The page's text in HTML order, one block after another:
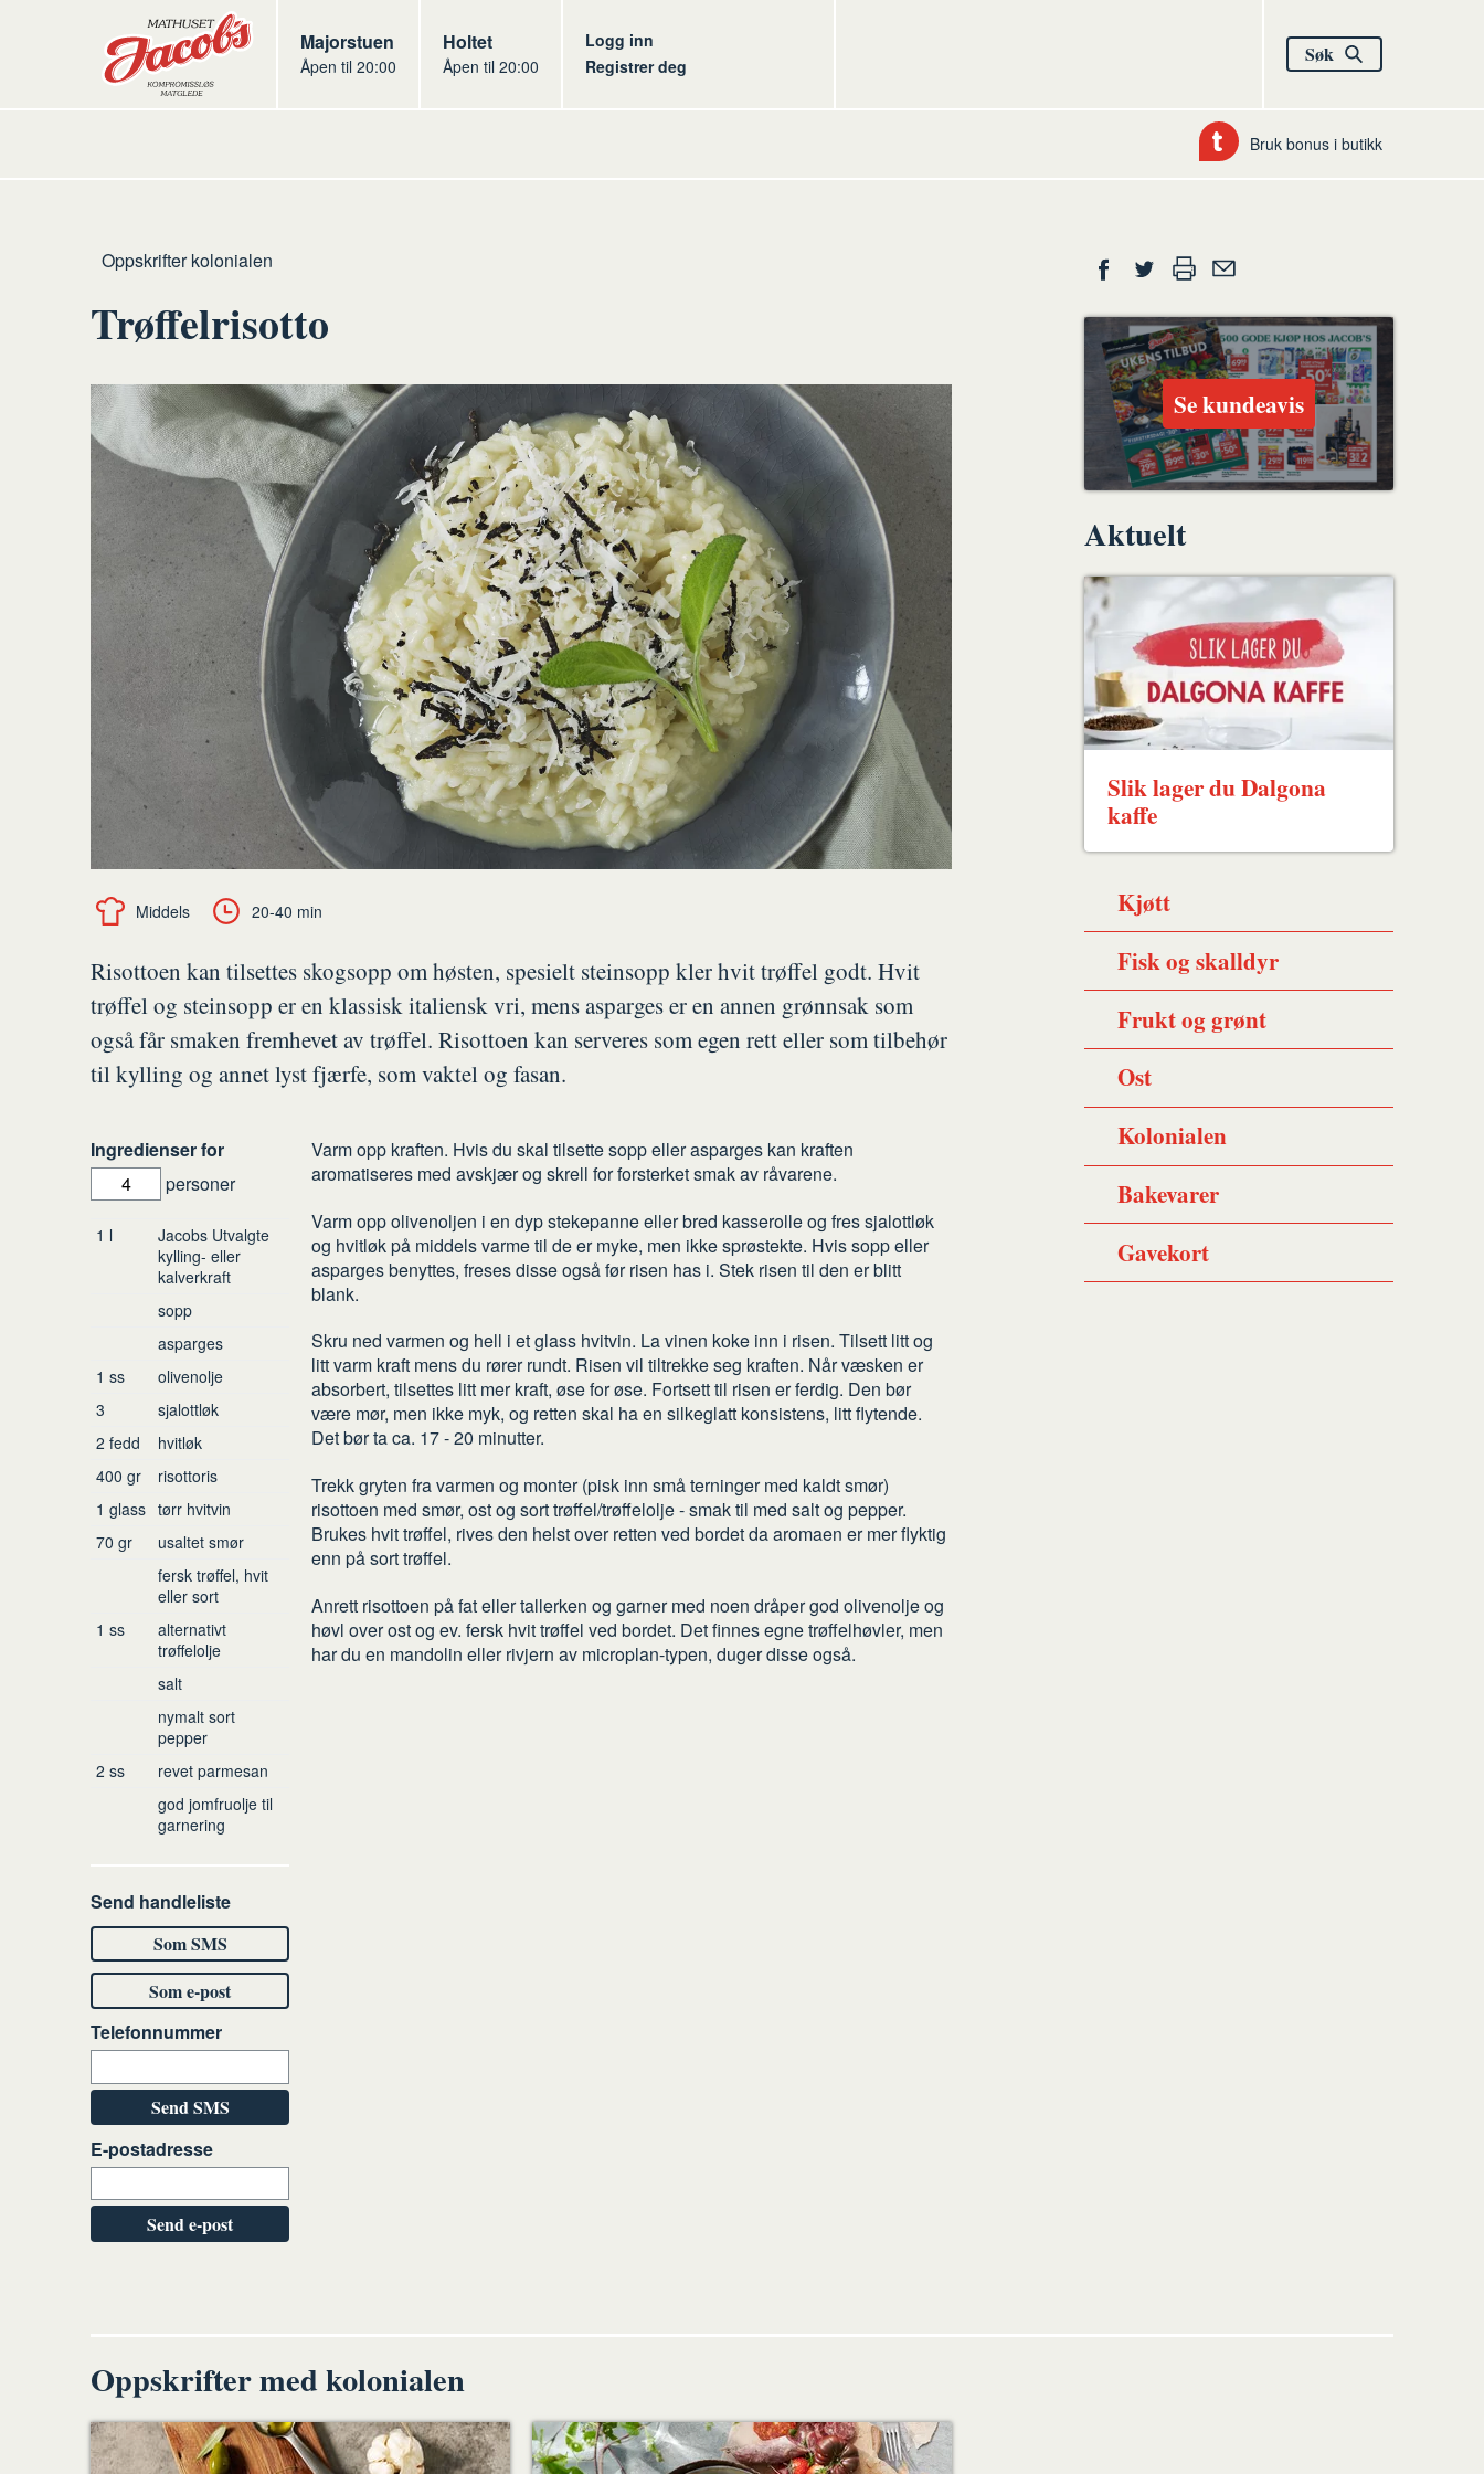
Butikker Jacobs
Majorstuen
Åpen til 20:00
Jacobs
Holtet
Åpen til 20:00
Logg inn
Registrer deg
Søk
Bruk bonus i butikk
Hjem
Kolonialen
Oppskrifter kolonialen
Trøffelrisotto
Middels 20-40 min
Risottoen kan tilsettes skogsopp om høsten, spesielt steinsopp kler hvit trøffel godt. Hvit
trøffel og steinsopp er en klassisk italiensk vri, mens asparges er en annen grønnsak som
også får smaken fremhevet av trøffel. Risottoen kan serveres som egen rett eller som tilbehør
til kylling og annet lyst fjærfe, som vaktel og fasan.
Ingredienser for
personer
Ingredienser
1 l
Jacobs Utvalgte
kylling- eller
kalverkraft
sopp
asparges
1 ss
olivenolje
3
sjalottløk
2 fedd
hvitløk
400 gr
risottoris
1 glass tørr hvitvin
70 gr
usaltet smør
fersk trøffel, hvit
eller sort
1 ss
alternativt
trøffelolje
salt
nymalt sort
pepper
2 ss
revet parmesan
god jomfruolje til
garnering
Send handleliste
Som SMS
Som e-post
Telefonnummer
Send SMS
E-postadresse
Send e-post
Slik
gjør
du
Varm opp kraften. Hvis du skal tilsette sopp eller asparges kan kraften
aromatiseres med avskjær og skrell for forsterket smak av råvarene.
Varm opp olivenoljen i en dyp stekepanne eller bred kasserolle og fres sjalottløk
og hvitløk på middels varme til de er myke, men ikke sprøstekte. Hvis sopp eller
asparges benyttes, freses disse også før risen has i. Stek risen til den er blitt
blank.
Skru ned varmen og hell i et glass hvitvin. La vinen koke inn i risen. Tilsett litt og
litt varm kraft mens du rører rundt. Risen vil tiltrekke seg kraften. Når væsken er
absorbert, tilsettes litt mer kraft, øse for øse. Fortsett til risen er ferdig. Den bør
være mør, men ikke myk, og retten skal ha en silkeglatt konsistens, litt flytende.
Det bør ta ca. 17 - 20 minutter.
Trekk gryten fra varmen og monter (pisk inn små terninger med kaldt smør)
risottoen med smør, ost og sort trøffel/trøffelolje - smak til med salt og pepper.
Brukes hvit trøffel, rives den helst over retten ved bordet da aromaen er mer flyktig
enn på sort trøffel.
Anrett risottoen på fat eller tallerken og garner med noen dråper god olivenolje og
høvl over ost og ev. fersk hvit trøffel ved bordet. Det finnes egne trøffelhøvler, men
har du en mandolin eller rivjern av microplan-typen, duger disse også.
Del
på
Facebook
på
Twitter
ut en
venn
Se kundeavis
Aktuelt
Slik lager du Dalgona
kaffe
Kjøtt
Fisk og skalldyr
Frukt og grønt
Ost
Kolonialen
Bakevarer
Gavekort
Oppskrifter med kolonialen